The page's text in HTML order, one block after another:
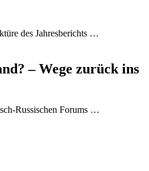
des Jahresberichts …
– Wege zurück ins
Russischen Forums …